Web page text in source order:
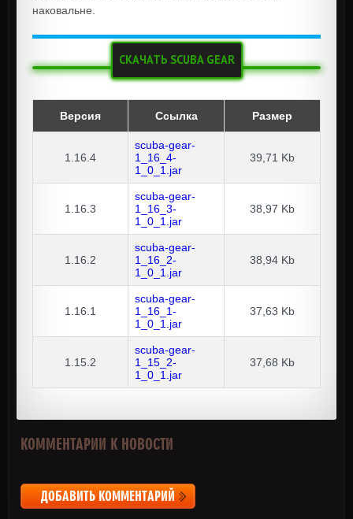
наковальне.
СКАЧАТЬ SCUBA GEAR
Версия Ссылка Размер
1.16.4
scuba-gear-
1_16_4-
1_0_1.jar
39,71 Kb
1.16.3
scuba-gear-
1_16_3-
1_0_1.jar
38,97 Kb
1.16.2
scuba-gear-
1_16_2-
1_0_1.jar
38,94 Kb
1.16.1
scuba-gear-
1_16_1-
1_0_1.jar
37,63 Kb
1.15.2
scuba-gear-
1_15_2-
1_0_1.jar
37,68 Kb
КОММЕНТАРИИ К НОВОСТИ
ДОБАВИТЬ КОММЕНТАРИЙ